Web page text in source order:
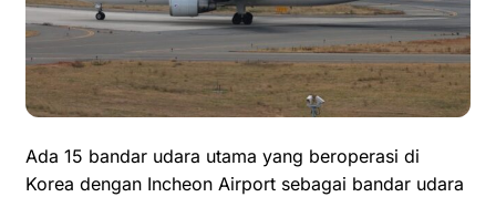
Ada 15 bandar udara utama yang beroperasi di
Korea dengan Incheon Airport sebagai bandar udara